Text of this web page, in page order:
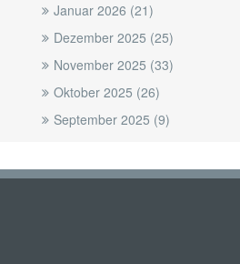
Januar 2026 (21)
Dezember 2025 (25)
November 2025 (33)
Oktober 2025 (26)
September 2025 (9)